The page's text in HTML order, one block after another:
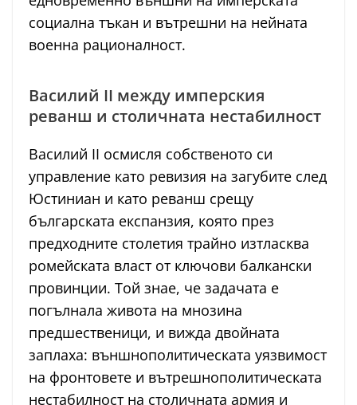
социална тъкан и вътрешни на нейната
военна рационалност.
Василий II между имперския
реванш и столичната нестабилност
Василий II осмисля собственото си
управление като ревизия на загубите след
Юстиниан и като реванш срещу
българската експанзия, която през
предходните столетия трайно изтласква
ромейската власт от ключови балкански
провинции. Той знае, че задачата е
погълнала живота на мнозина
предшественици, и вижда двойната
заплаха: външнополитическата уязвимост
на фронтовете и вътрешнополитическата
нестабилност на столичната армия и